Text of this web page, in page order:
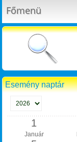
Főmenü
Esemény naptár
1
Január